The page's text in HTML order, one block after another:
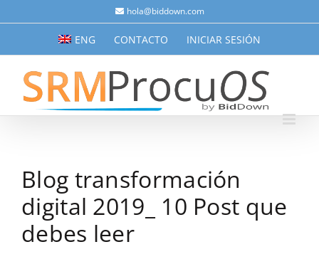
al
hola@biddown.com
ENG CONTACTO INICIAR SESIÓN
Blog transformación
digital 2019_ 10 Post que
debes leer